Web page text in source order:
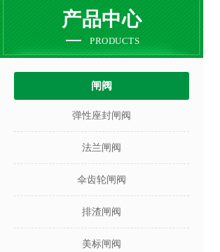
产品中心
PRODUCTS
闸阀
弹性座封闸阀
法兰闸阀
伞齿轮闸阀
排渣闸阀
美标闸阀